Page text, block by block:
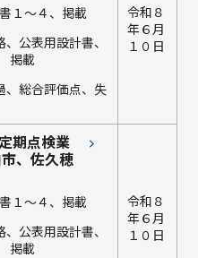
１～４、掲載
公表用設計書、
掲載
総合評価点、失
令和８
年６月
１０日
期点検業
、佐久穂
１～４、掲載
公表用設計書、
掲載
令和８
年６月
１０日